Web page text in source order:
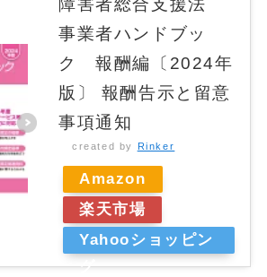
障害者総合支援法
事業者ハンドブッ
ク 報酬編〔2024年
版〕 報酬告示と留意
事項通知
created by Rinker
Amazon
楽天市場
Yahooショッピン
グ